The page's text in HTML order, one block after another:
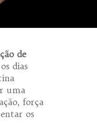
de
dias
uma
força
os